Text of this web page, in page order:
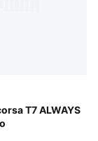
T7 ALWAYS